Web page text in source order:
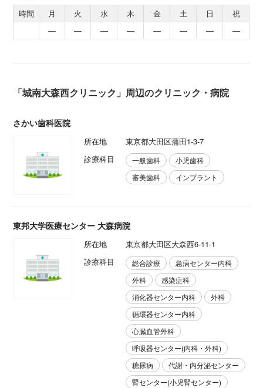
時間 月 火 水 木 金 土 日
祝
―
― ― ― ― ― ― ―
「城南大森西クリニック」周辺のクリニック・病院
さかい歯科医院
所在地
東京都大田区蒲田1-3-7
診療科目
一般歯科
小児歯科
審美歯科
インプラント
東邦大学医療センター 大森病院
所在地
東京都大田区大森西6-11-1
診療科目
総合診療
急病センター内科
外科
感染症科
消化器センター内科
外科
循環器センター内科
心臓血管外科
呼吸器センター(内科・外科)
糖尿病
代謝・内分泌センター
腎センター(小児腎センター)